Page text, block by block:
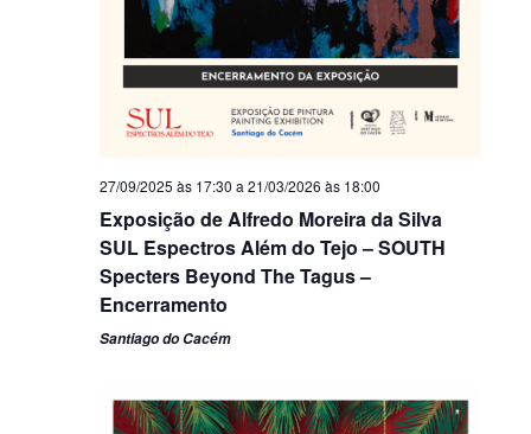
27/09/2025 às 17:30 a 21/03/2026 às 18:00
Exposição de Alfredo Moreira da Silva
SUL Espectros Além do Tejo – SOUTH
Specters Beyond The Tagus –
Encerramento
Santiago do Cacém